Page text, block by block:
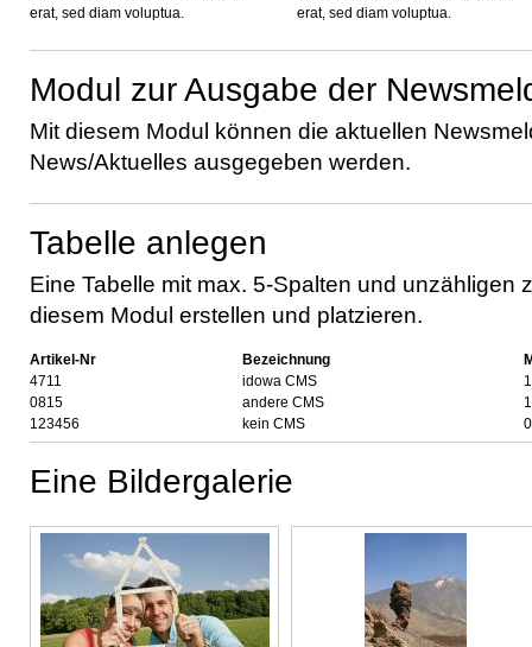
erat, sed diam voluptua.
erat, sed diam voluptua.
Modul zur Ausgabe der
Mit diesem Modul können die aktuellen
News/Aktuelles ausgegeben werden.
Tabelle anlegen
Eine Tabelle mit max. 5-Spalten und unzähligen
diesem Modul erstellen und platzieren.
Artikel-Nr Bezeichnung
4711
idowa CMS
1
0815
andere CMS
1
123456
kein CMS 0
Eine Bildergalerie